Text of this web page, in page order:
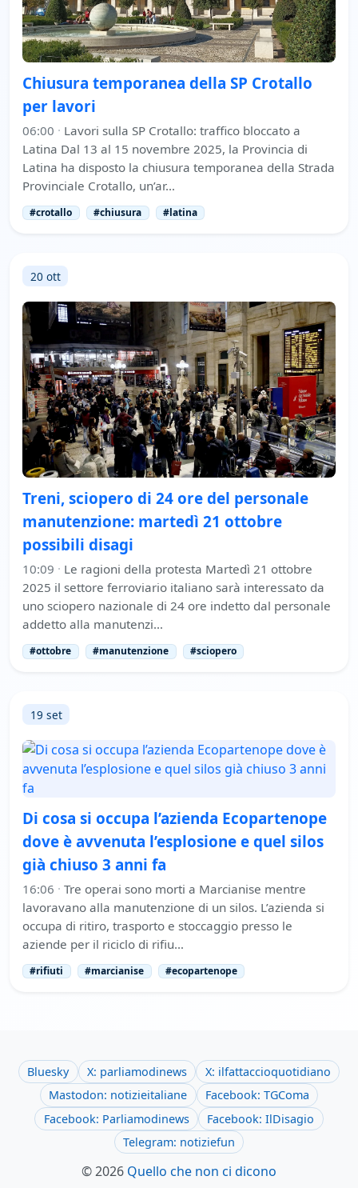
Chiusura temporanea della SP Crotallo
per lavori
06:00 · Lavori sulla SP Crotallo: traffico bloccato a
Latina Dal 13 al 15 novembre 2025, la Provincia di
Latina ha disposto la chiusura temporanea della Strada
Provinciale Crotallo, un’ar…
#crotallo #chiusura #latina
20 ott
Treni, sciopero di 24 ore del personale
manutenzione: martedì 21 ottobre
possibili disagi
10:09 · Le ragioni della protesta Martedì 21 ottobre
2025 il settore ferroviario italiano sarà interessato da
uno sciopero nazionale di 24 ore indetto dal personale
addetto alla manutenzi…
#ottobre #manutenzione #sciopero
19 set
Di cosa si occupa l’azienda Ecopartenope
dove è avvenuta l’esplosione e quel silos
già chiuso 3 anni fa
16:06 · Tre operai sono morti a Marcianise mentre
lavoravano alla manutenzione di un silos. L’azienda si
occupa di ritiro, trasporto e stoccaggio presso le
aziende per il riciclo di rifiu…
#rifiuti #marcianise #ecopartenope
Bluesky X: parliamodinews
X: ilfattaccioquotidiano
Mastodon: notizieitaliane
Facebook: TGComa
Facebook: Parliamodinews
Facebook: IlDisagio
Telegram: notiziefun
© 2026 Quello che non ci dicono